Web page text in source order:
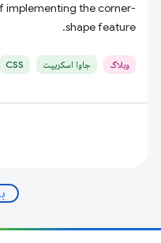
implementing the corner-
shape feature.
وبلاگ جاوا اسکریپت CSS